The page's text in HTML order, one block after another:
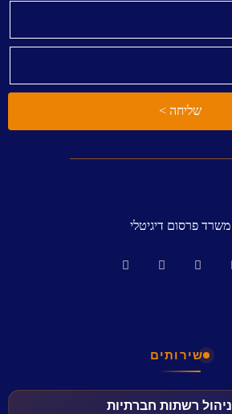
שליחה >
משרד פרסום דיגיטלי
שירותים
ניהול רשתות חברתיות